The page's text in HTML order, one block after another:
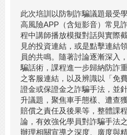
此次培訓以防制詐騙議題最受
高風險APP（含短影音）常見
程中講師播放模擬對話與實際
見的投資連結，或是點擊連結
員的共鳴。隨著討論逐漸深入
騙話術，課程進一步歸納防詐
之客服連結，以及辨識以「免
證金或保證金之詐騙手法，並
升議題，聚焦車手態樣、遭查
賠償之責任及後果等，整體課
論，有效強化學員對詐騙手法
辦理相關宣導之深度、廣度與精